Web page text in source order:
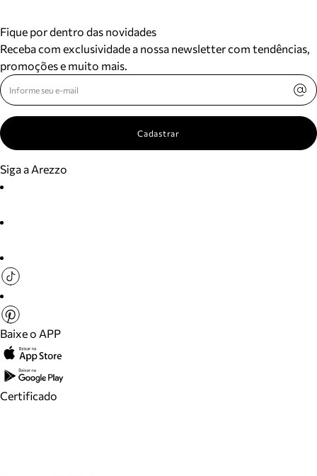
Fique por dentro das novidades
Receba com exclusividade a nossa newsletter com tendências,
promoções e muito mais.
Cadastrar
Siga a Arezzo
Baixe o APP
Certificado